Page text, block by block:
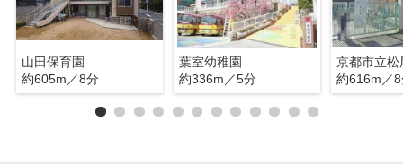
山田保育園
約605m／8分
葉室幼稚園
約336m／5分
京都市立松
約616m／